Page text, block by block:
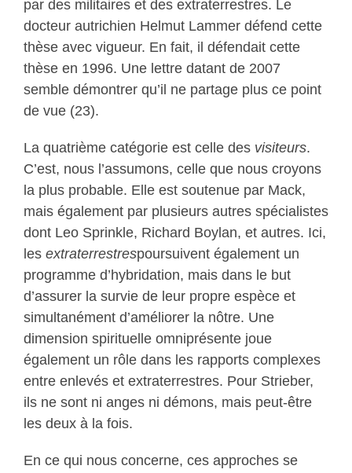
par des militaires et des extraterrestres. Le
docteur autrichien Helmut Lammer défend cette
thèse avec vigueur. En fait, il défendait cette
thèse en 1996. Une lettre datant de 2007
semble démontrer qu’il ne partage plus ce point
de vue (23).
La quatrième catégorie est celle des visiteurs.
C’est, nous l’assumons, celle que nous croyons
la plus probable. Elle est soutenue par Mack,
mais également par plusieurs autres spécialistes
dont Leo Sprinkle, Richard Boylan, et autres. Ici,
les extraterrestrespoursuivent également un
programme d’hybridation, mais dans le but
d’assurer la survie de leur propre espèce et
simultanément d’améliorer la nôtre. Une
dimension spirituelle omniprésente joue
également un rôle dans les rapports complexes
entre enlevés et extraterrestres. Pour Strieber,
ils ne sont ni anges ni démons, mais peut-être
les deux à la fois.
En ce qui nous concerne, ces approches se